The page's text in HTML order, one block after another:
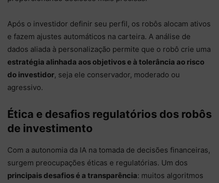
Após o investidor definir seu perfil, os robôs alocam ativos
e fazem ajustes automáticos na carteira. A análise de
dados aliada à personalização permite que o robô crie uma
estratégia alinhada aos objetivos e à tolerância ao risco
do investidor, seja ele conservador, moderado ou
agressivo.
Ética e desafios regulatórios dos robôs
de investimento
Com a autonomia da IA na tomada de decisões financeiras,
surgem preocupações éticas e regulatórias. Um dos
principais desafios é a transparência: muitos algoritmos